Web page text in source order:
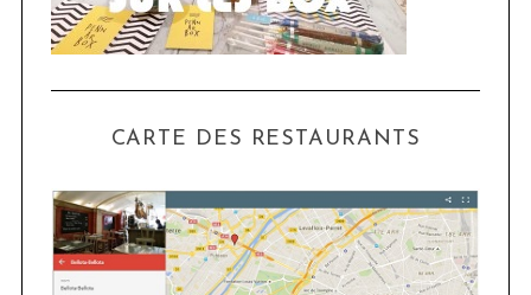
CARTE DES RESTAURANTS